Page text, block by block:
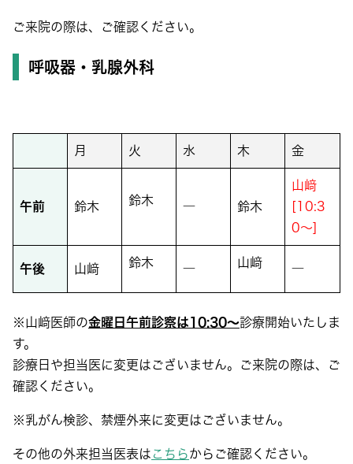
ご来院の際は、ご確認ください。
呼吸器・乳腺外科
月 火 水 木 金
午前 鈴木 鈴木 ― 鈴木
山﨑
[10:3
0～]
午後 山﨑 鈴木 ― 山﨑 ―
※山﨑医師の金曜日午前診察は10:30～診療開始いたしま
す。
診療日や担当医に変更はございません。ご来院の際は、ご
確認ください。
※乳がん検診、禁煙外来に変更はございません。
その他の外来担当医表は こちらからご確認ください。